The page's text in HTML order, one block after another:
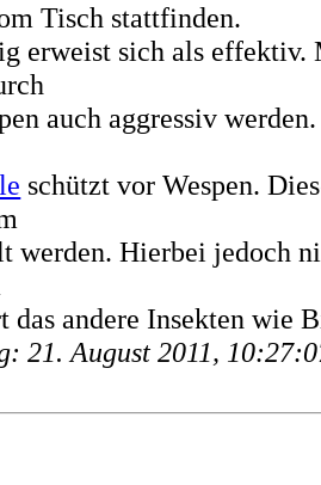
Tisch stattfinden.
erweist sich als
auch aggressiv werden.
schützt vor Wespen.
werden. Hierbei jedoch
das andere Insekten wie
21. August 2011,